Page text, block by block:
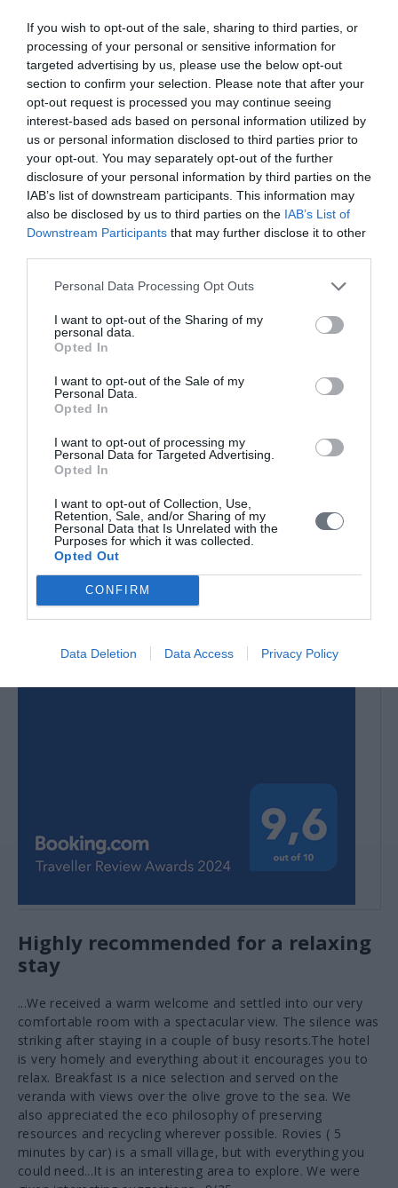
If you wish to opt-out of the sale, sharing to third parties, or
processing of your personal or sensitive information for
targeted advertising by us, please use the below opt-out
section to confirm your selection. Please note that after your
opt-out request is processed you may continue seeing
interest-based ads based on personal information utilized by
us or personal information disclosed to third parties prior to
your opt-out. You may separately opt-out of the further
disclosure of your personal information by third parties on the
IAB’s list of downstream participants. This information may
also be disclosed by us to third parties on the IAB’s List of
Downstream Participants that may further disclose it to other
Personal Data Processing Opt Outs
I want to opt-out of the Sharing of my
personal data.
Opted In
I want to opt-out of the Sale of my
Personal Data.
Opted In
I want to opt-out of processing my
Personal Data for Targeted Advertising.
Opted In
I want to opt-out of Collection, Use,
Retention, Sale, and/or Sharing of my
Personal Data that Is Unrelated with the
Purposes for which it was collected.
Opted Out
CONFIRM
Data Deletion Data Access Privacy Policy
Nos hôtes sont invités à suivre le travail quotidien de
l’oliveraiebio. Ils peuvent également profiter de laplage
désertetoute proche pour se baigner, s’émerveiller en
contemplant le ciel étoilé depuis notre télescope ou
pratiquer le yoga .
L’hôtel dispose de sonpropre restaurant, d’un centre de
jeux pour les enfants dans un chalet, d’un coin bureau avec
une petite bibliothèque et même d’un métier à tisser sur
lequel vous pourrez vous initier au tissage ! Le gîte est
conçu pour créer une atmosphère détendue, informelle,
cadre naturel.
Tourism Awards 2025
Highly recommended for a relaxing
stay
...We received a warm welcome and settled into our very
comfortable room with a spectacular view. The silence was
striking after staying in a couple of busy resorts.The hotel
is very homely and everything about it encourages you to
relax. Breakfast is a nice selection and served on the
veranda with views over the olive grove to the sea. We
also appreciated the eco philosophy of preserving
resources and recycling wherever possible. Rovies ( 5
minutes by car) is a small village, but with everything you
could need...It is an interesting area to explore. We were